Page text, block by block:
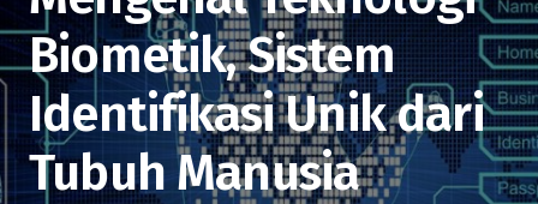
Biometik, Sistem
Identifikasi Unik dari
Tubuh Manusia